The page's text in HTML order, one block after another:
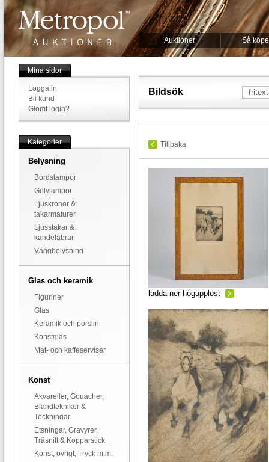
Auktioner Så
Mina sidor
Logga in
Bli kund
Glömt login?
Kategorier
Belysning
Bordslampor
Golvlampor
Ljuskronor &
takarmaturer
Ljusstakar &
kandelabrar
Väggbelysning
Glas och keramik
Figuriner
Glas
Keramik och porslin
Konstglas
Mat- och kaffeserviser
Konst
Akvareller, Gouacher,
Blandtekniker &
Teckningar
Etsningar, Gravyrer,
Träsnitt & Kopparstick
Konst, övrigt, Tryck m.m.
Bildsök
Tillbaka
ladda ner högupplöst